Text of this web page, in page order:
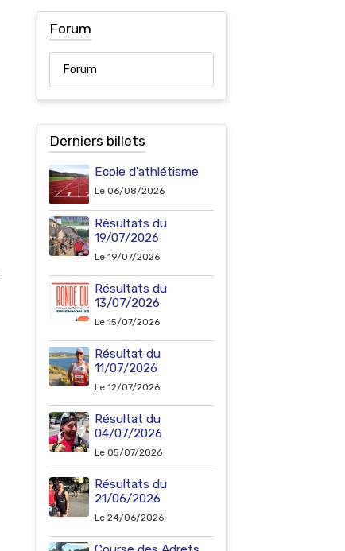
Forum
Forum
Derniers billets
Ecole d'athlétisme
Le 06/08/2026
Résultats du
19/07/2026
Le 19/07/2026
Résultats du
13/07/2026
Le 15/07/2026
Résultat du
11/07/2026
Le 12/07/2026
Résultat du
04/07/2026
Le 05/07/2026
Résultats du
21/06/2026
Le 24/06/2026